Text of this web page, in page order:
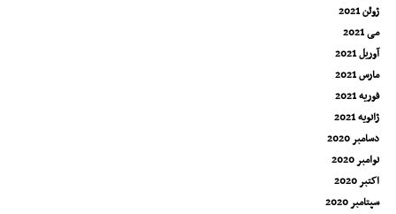
ژوئن 2021
می 2021
آوریل 2021
مارس 2021
فوریه 2021
ژانویه 2021
دسامبر 2020
نوامبر 2020
اکتبر 2020
سپتامبر 2020